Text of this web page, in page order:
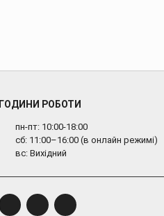
ГОДИНИ РОБОТИ
пн-пт: 10:00-18:00
сб: 11:00–16:00 (в онлайн режимі)
вс: Вихідний